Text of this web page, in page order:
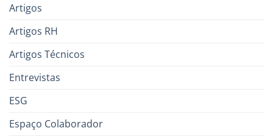
Artigos
Artigos RH
Artigos Técnicos
Entrevistas
ESG
Espaço Colaborador